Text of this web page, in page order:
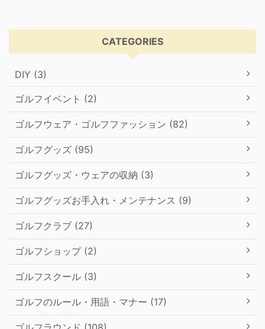
CATEGORIES
DIY (3)
ゴルフイベント (2)
ゴルフウェア・ゴルフファッション (82)
ゴルフグッズ (95)
ゴルフグッズ・ウェアの収納 (3)
ゴルフグッズお手入れ・メンテナンス (9)
ゴルフクラブ (27)
ゴルフショップ (2)
ゴルフスクール (3)
ゴルフのルール・用語・マナー (17)